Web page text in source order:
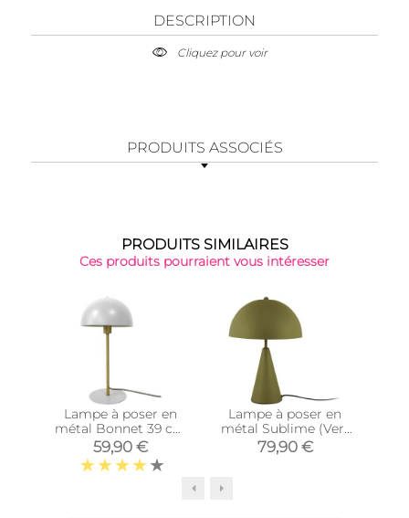
DESCRIPTION
Cliquez pour voir
PRODUITS ASSOCIÉS
PRODUITS SIMILAIRES
Ces produits pourraient vous intéresser
Lampe à poser en
métal Bonnet 39 cm
(Blanc)
59,90 €
Lampe à poser en
métal Sublime (Vert
mousse)
79,90 €